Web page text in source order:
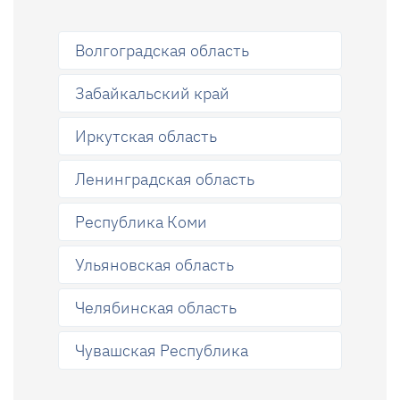
Волгоградская область
Забайкальский край
Иркутская область
Ленинградская область
Республика Коми
Ульяновская область
Челябинская область
Чувашская Республика